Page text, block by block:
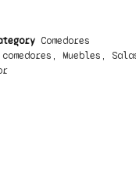
Comedores
comedores , Muebles ,